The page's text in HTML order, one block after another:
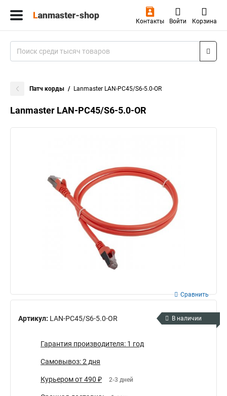
Контакты Войти Корзина
Патч корды Lanmaster LAN-PC45/S6-5.0-OR
Lanmaster LAN-PC45/S6-5.0-OR
Артикул: LAN-PC45/S6-5.0-OR
Сравнить
В наличии
Гарантия производителя: 1 год
Самовывоз: 2 дня
Курьером от 490 ₽ 2-3 дней